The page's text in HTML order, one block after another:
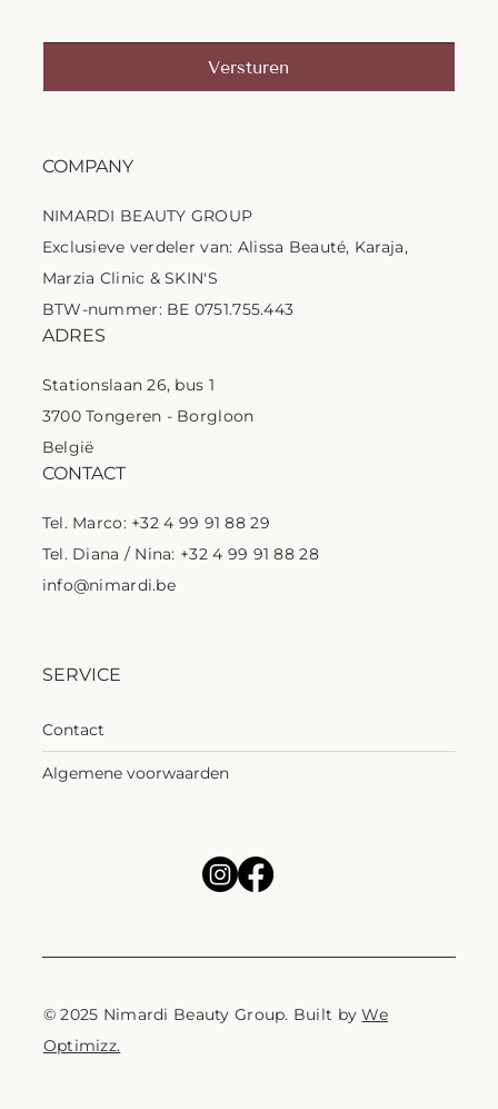
Versturen
© 2025 Nimardi Beauty Group. Built byWe
Optimizz.
SERVICE
Contact
Algemene voorwaarden
COMPANY
NIMARDI BEAUTY GROUP
Exclusieve verdeler van: Alissa Beauté, Karaja,
Marzia Clinic & SKIN'S
BTW-nummer: BE 0751.755.443
ADRES
Stationslaan 26, bus 1
3700 Tongeren - Borgloon
België
CONTACT
Tel. Marco: +32 4 99 91 88 29
Tel. Diana / Nina: +32 4 99 91 88 28
info@nimardi.be